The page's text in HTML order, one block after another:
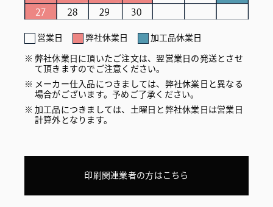
営業日 弊社休業日
加工品休業日
弊社休業日に頂いたご注文は、翌営業日の発送とさせ
て頂きますのでご注意ください。
メーカー仕入品につきましては、弊社休業日と異なる
場合がございます。予めご了承ください。
加工品につきましては、土曜日と弊社休業日は営業日
計算外となります。
印刷関連業者の方はこちら